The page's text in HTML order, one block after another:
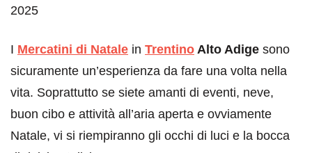
2025
I Mercatini di Natale in Trentino Alto Adige sono
sicuramente un’esperienza da fare una volta nella
vita. Soprattutto se siete amanti di eventi, neve,
buon cibo e attività all’aria aperta e ovviamente
Natale, vi si riempiranno gli occhi di luci e la bocca